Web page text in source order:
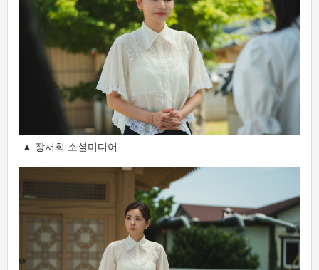
▲ 장서희 소셜미디어